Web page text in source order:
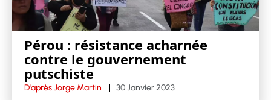
Pérou : résistance acharnée
contre le gouvernement
putschiste
D'après Jorge Martin 30 Janvier 2023